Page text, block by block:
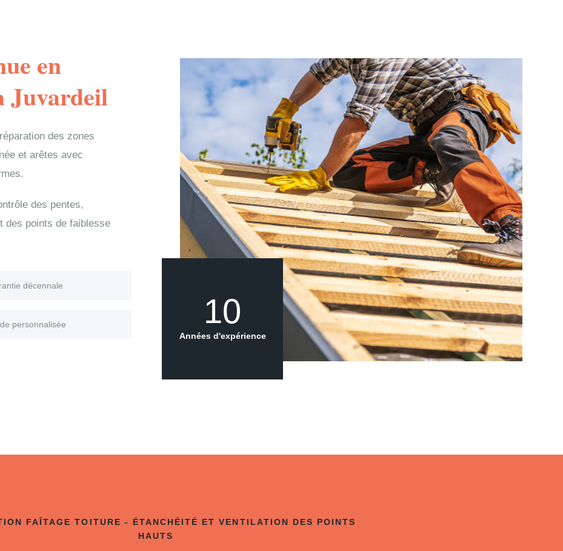
en
Juvardeil
des zones
et arêtes avec
des pentes,
des points de faiblesse
décennale
personnalisée 10
Années d'expérience
FAÎTAGE TOITURE - ÉTANCHÉITÉ ET VENTILATION DES POINTS
HAUTS